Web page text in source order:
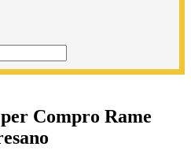
Compro Rame